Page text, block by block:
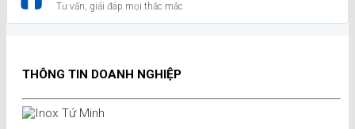
Tư vấn, giải đáp mọi thắc mắc
THÔNG TIN DOANH NGHIỆP